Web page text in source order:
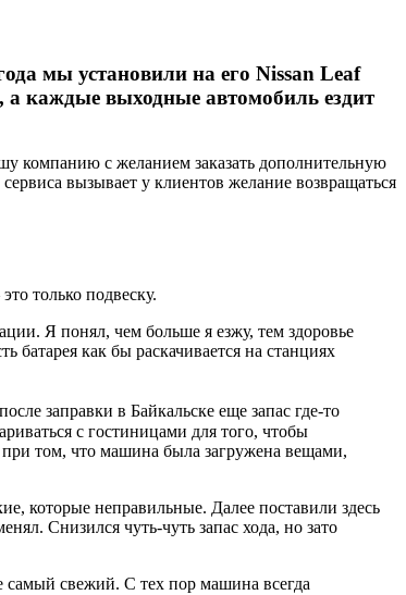
мы установили на его Nissan Leaf
каждые выходные автомобиль ездит
компанию с желанием заказать дополнительную
вызывает у клиентов желание возвращаться
только подвеску.
Я понял, чем больше я езжу, тем здоровье
батарея как бы раскачивается на станциях
заправки в Байкальске еще запас где-то
с гостиницами для того, чтобы
при том, что машина была загружена вещами,
которые неправильные. Далее поставили здесь
Снизился чуть-чуть запас хода, но зато
самый свежий. С тех пор машина всегда